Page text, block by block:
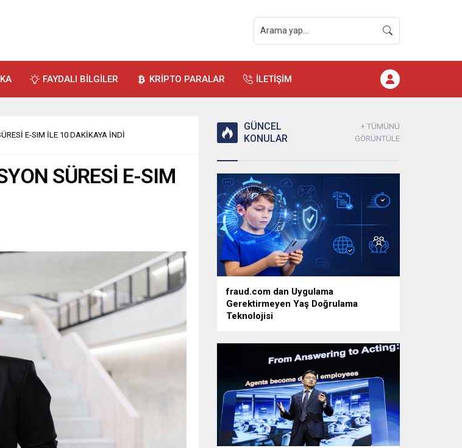
FAYDALI BİLGİLER KRİPTO PARALAR İLETİŞİM
E-SIM İLE 10 DAKİKAYA İNDİ
SÜRESİ E-SIM
GÜNCEL
KONULAR
+ TÜMÜNÜ
GÖRÜNTÜLE
fraud.com dan Uygulama
Gerektirmeyen Yaş Doğrulama
Teknolojisi